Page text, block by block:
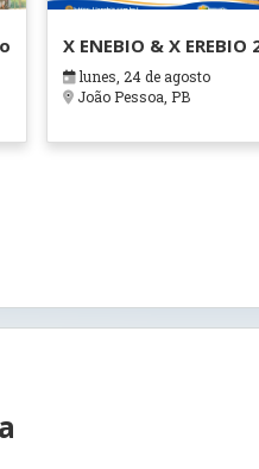
X ENEBIO & X EREBIO
lunes, 24 de agosto
João Pessoa, PB